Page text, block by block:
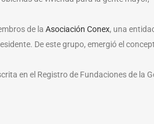
de la Asociación Conex, una
De este grupo, emergió el
en el Registro de Fundaciones de la